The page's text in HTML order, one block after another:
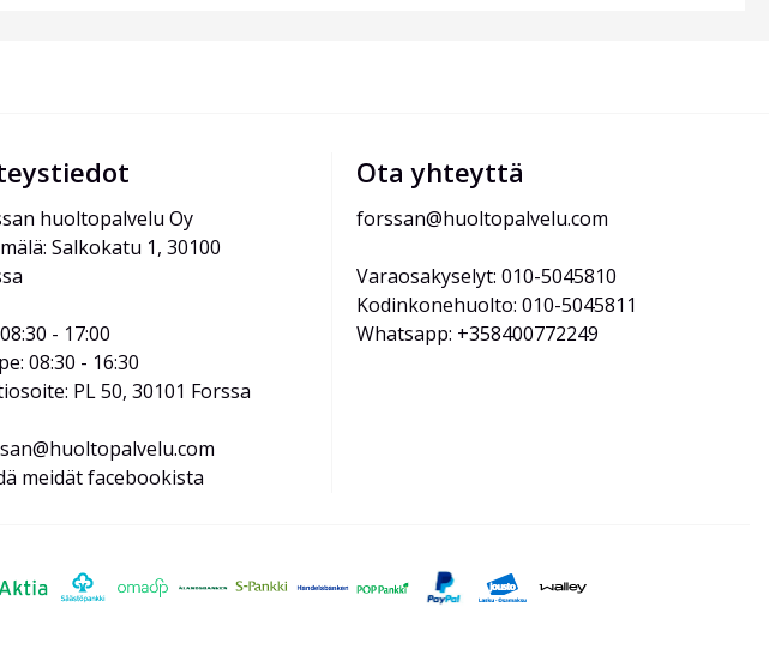
huoltopalvelu Oy
Salkokatu 1, 30100
- 17:00
08:30 - 16:30
PL 50, 30101 Forssa
meidät facebookista
Ota yhteyttä
forssan@huoltopalvelu.com
Varaosakyselyt: 010-5045810
Kodinkonehuolto: 010-5045811
Whatsapp: +358400772249